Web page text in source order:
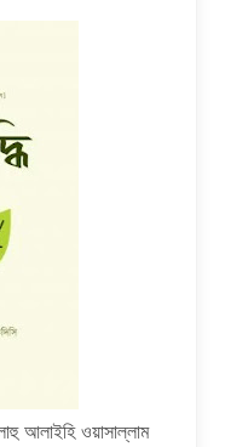
আলাইহি ওয়াসাল্লাম